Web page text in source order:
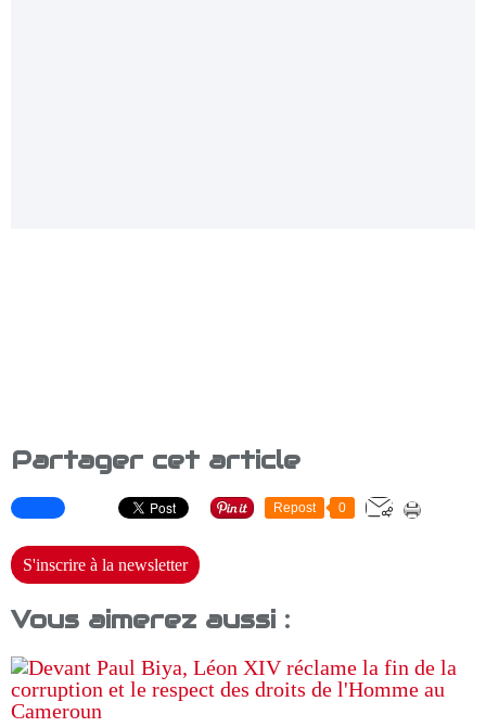
Partager cet article
Repost 0
S'inscrire à la newsletter
Vous aimerez aussi :